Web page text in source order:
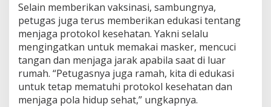
Selain memberikan vaksinasi, sambungnya,
petugas juga terus memberikan edukasi tentang
menjaga protokol kesehatan. Yakni selalu
mengingatkan untuk memakai masker, mencuci
tangan dan menjaga jarak apabila saat di luar
rumah. “Petugasnya juga ramah, kita di edukasi
untuk tetap mematuhi protokol kesehatan dan
menjaga pola hidup sehat,” ungkapnya.